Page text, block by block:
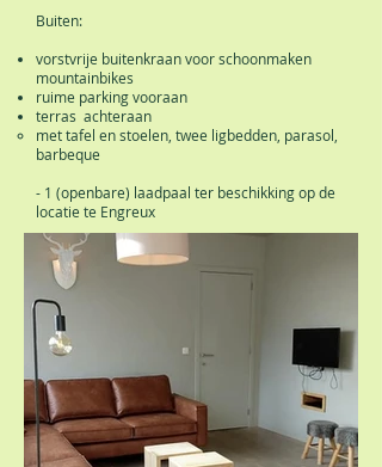
Buiten:
vorstvrije buitenkraan voor schoonmaken
mountainbikes
ruime parking vooraan
terras achteraan
met tafel en stoelen, twee ligbedden, parasol,
barbeque
- 1 (openbare) laadpaal ter beschikking op de
locatie te Engreux